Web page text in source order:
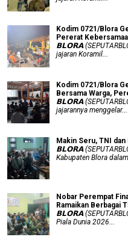
Kodim 0721/Blora
Pererat
𝗕𝗟𝗢𝗥𝗔
jajaran Koramil...
Kodim 0721/Blora
Bersama Warga,
𝗕𝗟𝗢𝗥𝗔
jajarannya menggelar...
Makin Seru, TNI
𝗕𝗟𝗢𝗥𝗔
Kabupaten Blora
Nobar Perempat
Ramaikan Berbagai
𝗕𝗟𝗢𝗥𝗔
Piala Dunia 2026...